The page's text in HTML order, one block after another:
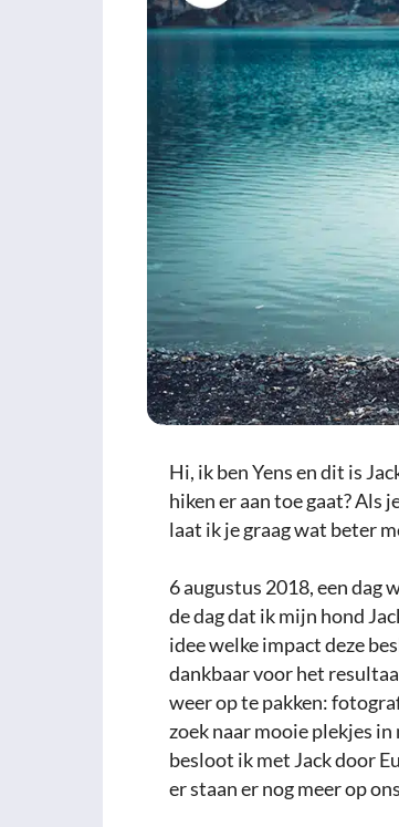
Hi, ik ben Yens en dit is
hiken er aan toe gaat? Als
laat ik je graag wat beter
6 augustus 2018, een dag
de dag dat ik mijn hond
idee welke impact deze
dankbaar voor het
weer op te pakken:
zoek naar mooie plekjes
besloot ik met Jack door
er staan ​​er nog meer op